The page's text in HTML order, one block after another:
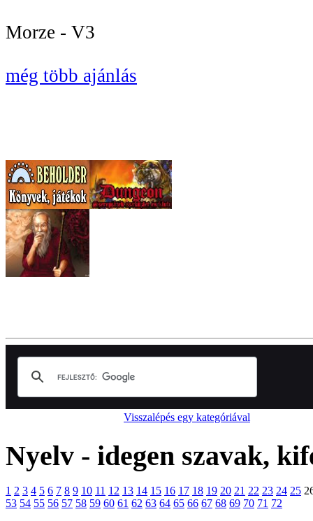
Morze - V3
még több ajánlás
Visszalépés egy kategóriával
Nyelv - idegen szavak,
1 2 3 4 5 6 7 8 9 10 11 12 13 14 15 16 17 18 19 20 21 22 23 24 25
53 54 55 56 57 58 59 60 61 62 63 64 65 66 67 68 69 70 71 72